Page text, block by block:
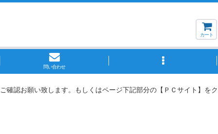
カート
問い合わせ
確認お願い致します。もしくはページ下記部分の【ＰＣサイト】をク